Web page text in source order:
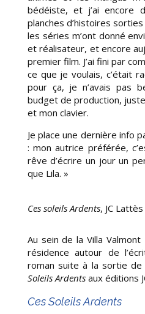
bédéiste, et j’ai encore
planches d’histoires
les séries m’ont donné
et réalisateur, et encore
premier film. J’ai fini par
ce que je voulais, c’était
pour ça, je n’avais pas
budget de production,
et mon clavier.
Je place une dernière info
: mon autrice préférée,
rêve d’écrire un jour un
que Lila. »
Ces soleils Ardents, JC
Au sein de la Villa
résidence autour de
roman suite à la sortie
Soleils Ardents aux éditions
Ces Soleils Ardents